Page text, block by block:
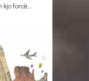
kjo forcë…